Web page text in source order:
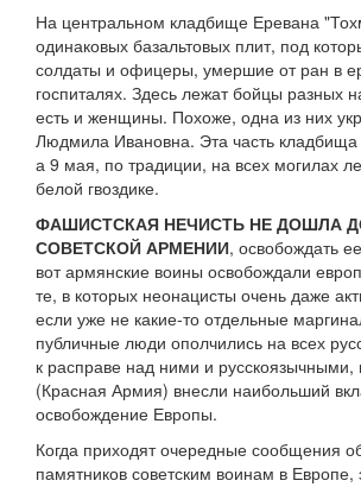
На центральном кладбище Еревана
одинаковых базальтовых плит, под
солдаты и офицеры, умершие от ран в
госпиталях. Здесь лежат бойцы разных
есть и женщины. Похоже, одна из них
Людмила Ивановна. Эта часть кладбища
а 9 мая, по традиции, на всех могилах
белой гвоздике.
ФАШИСТСКАЯ НЕЧИСТЬ НЕ ДОШЛА
СОВЕТСКОЙ АРМЕНИИ, освобождать
вот армянские воины освобождали
те, в которых неонацисты очень даже
если уже не какие-то отдельные
публичные люди ополчились на всех
к расправе над ними и русскоязычными,
(Красная Армия) внесли наибольший
освобождение Европы.
Когда приходят очередные сообщения
памятников советским воинам в Европе,